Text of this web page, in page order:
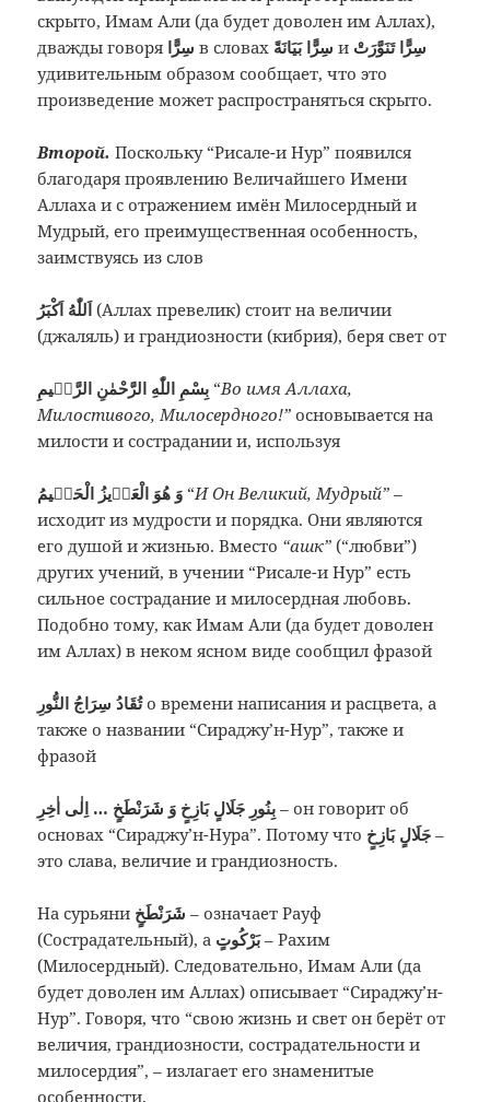
скрыто, Имам Али (да будет доволен им Аллах),
дважды говоря سِرًّا в словах سِرًّا بَيَانَةً и سِرًّا تَنَوَّرَتْ
удивительным образом сообщает, что это
произведение может распространяться скрыто.
Второй. Поскольку “Рисале-и Нур” появился
благодаря проявлению Величайшего Имени
Аллаха и с отражением имён Милосердный и
Мудрый, его преимущественная особенность,
заимствуясь из слов
(Аллах превелик) стоит на величии
(джаляль) и грандиозности (кибрия), беря свет от
“Во имя Аллаха,
Милостивого, Милосердного!”основывается на
милости и сострадании и, используя
“И Он Великий, Мудрый”–
исходит из мудрости и порядка. Они являются
его душой и жизнью. Вместо “ашк” (“любви”)
других учений, в учении “Рисале-и Нур” есть
сильное сострадание и милосердная любовь.
Подобно тому, как Имам Али (да будет доволен
им Аллах) в неком ясном виде сообщил фразой
تُقَادُ سِرَاجُ النُّورِо времени написания и расцвета, а
также о названии “Сираджу’н-Нур”, также и
фразой
بِنُورِ جَلَالٍ بَازِخٍ وَ شَرَنْطَخٍ … اِلٰى اٰخِرِ – он говорит об
основах “Сираджу’н-Нура”. Потому что جَلَالٍ بَازِخٍ –
это слава, величие и грандиозность.
На сурьяни شَرَنْطَخٍ – означает Рауф
(Сострадательный), а بَرْكُوتٍ– Рахим
(Милосердный). Следовательно, Имам Али (да
будет доволен им Аллах) описывает “Сираджу’н-
Нур”. Говоря, что “свою жизнь и свет он берёт от
величия, грандиозности, сострадательности и
милосердия”, – излагает его знаменитые
особенности.